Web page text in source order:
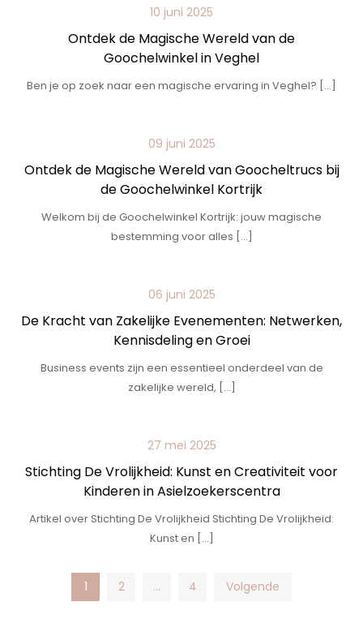
10 juni 2025
Ontdek de Magische Wereld van de
Goochelwinkel in Veghel
Ben je op zoek naar een magische ervaring in Veghel? […]
09 juni 2025
Ontdek de Magische Wereld van Goocheltrucs bij
de Goochelwinkel Kortrijk
Welkom bij de Goochelwinkel Kortrijk: jouw magische
bestemming voor alles […]
06 juni 2025
De Kracht van Zakelijke Evenementen: Netwerken,
Kennisdeling en Groei
Business events zijn een essentieel onderdeel van de
zakelijke wereld, […]
27 mei 2025
Stichting De Vrolijkheid: Kunst en Creativiteit voor
Kinderen in Asielzoekerscentra
Artikel over Stichting De Vrolijkheid Stichting De Vrolijkheid:
Kunst en […]
Posts
1 2 … 4 Volgende